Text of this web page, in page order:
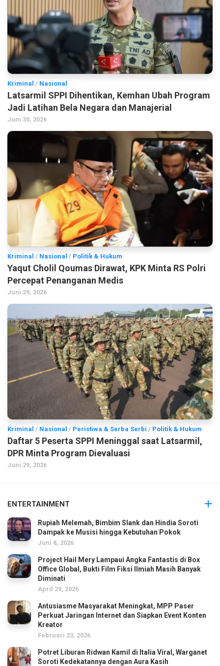
Kriminal / Nasional
Latsarmil SPPI Dihentikan, Kemhan Ubah Program
Jadi Latihan Bela Negara dan Manajerial
Juni 30, 2026
Kriminal / Nasional / Politik & Hukum
Yaqut Cholil Qoumas Dirawat, KPK Minta RS Polri
Percepat Penanganan Medis
Juni 29, 2026
Kriminal / Nasional / Peristiwa & Serba Serbi / Politik & Hukum
Daftar 5 Peserta SPPI Meninggal saat Latsarmil,
DPR Minta Program Dievaluasi
Juni 29, 2026
ENTERTAINMENT
Rupiah Melemah, Bimbim Slank dan Hindia Soroti
Dampak ke Musisi hingga Kebutuhan Pokok
Juni 8, 2026
Project Hail Mery Lampaui Angka Fantastis di Box
Office Global, Bukti Film Fiksi Ilmiah Masih Banyak
Diminati
April 29, 2026
Antusiasme Masyarakat Meningkat, MPP Paser
Perkuat Jaringan Internet dan Siapkan Event Konten
Kreator
Februari 23, 2026
Potret Liburan Ridwan Kamil di Italia Viral, Warganet
Soroti Kedekatannya dengan Aura Kasih